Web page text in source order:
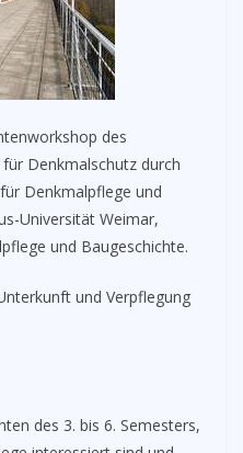
des
Denkmalschutz durch
Denkmalpflege und
Universität Weimar,
und Baugeschichte.
und Verpflegung
des 3. bis 6. Semesters,